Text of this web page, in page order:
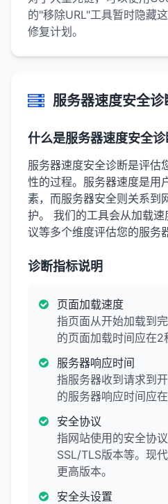
的"移除URL"工具暂时隐藏
修复计划。
服务器速度安全诊
什么是服务器速度安全诊
服务器速度安全诊断是评估
性的过程。服务器速度是用
素，而服务器安全则关系到
护。 我们的工具会从加载
议等多个维度评估您的服务
诊断指标说明
页面加载速度
指页面从开始加载到
的页面加载时间应在2
服务器响应时间
指服务器收到请求到
的服务器响应时间应
安全协议
指网站使用的安全协议
SSL/TLS版本等。现
更高版本。
安全头设置